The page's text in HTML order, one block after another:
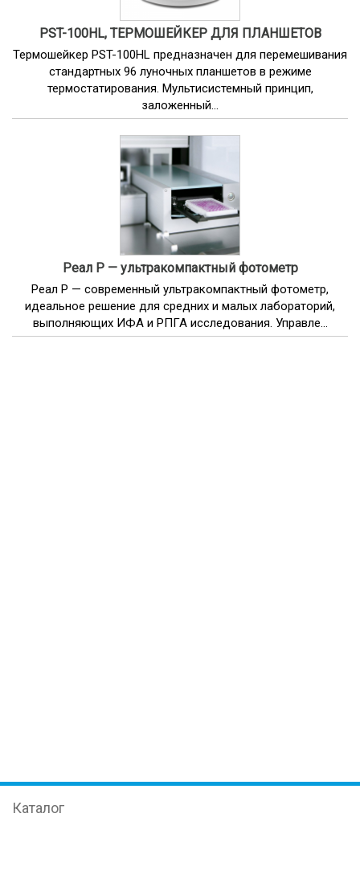
PST-100HL, ТЕРМОШЕЙКЕР ДЛЯ ПЛАНШЕТОВ
Термошейкер PST-100HL предназначен для перемешивания
стандартных 96 луночных планшетов в режиме
термостатирования. Мультисистемный принцип,
заложенный...
Реал Р — ультракомпактный фотометр
Реал Р — современный ультракомпактный фотометр,
идеальное решение для средних и малых лабораторий,
выполняющих ИФА и РПГА исследования. Управле...
Каталог